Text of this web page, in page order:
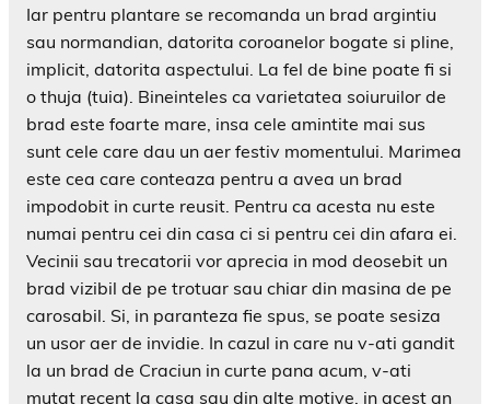
Iar pentru plantare se recomanda un brad argintiu
sau normandian, datorita coroanelor bogate si pline,
implicit, datorita aspectului. La fel de bine poate fi si
o thuja (tuia). Bineinteles ca varietatea soiuruilor de
brad este foarte mare, insa cele amintite mai sus
sunt cele care dau un aer festiv momentului. Marimea
este cea care conteaza pentru a avea un brad
impodobit in curte reusit. Pentru ca acesta nu este
numai pentru cei din casa ci si pentru cei din afara ei.
Vecinii sau trecatorii vor aprecia in mod deosebit un
brad vizibil de pe trotuar sau chiar din masina de pe
carosabil. Si, in paranteza fie spus, se poate sesiza
un usor aer de invidie. In cazul in care nu v-ati gandit
la un brad de Craciun in curte pana acum, v-ati
mutat recent la casa sau din alte motive, in acest an